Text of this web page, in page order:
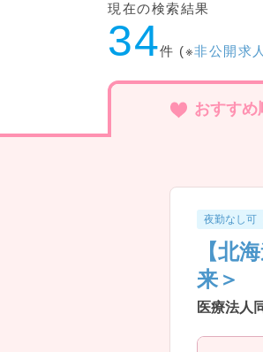
現在の検索結果
34件 (※非公開求人
おすすめ
夜勤なし可
【北
来＞
医療法人